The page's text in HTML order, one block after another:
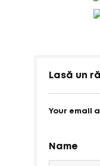
Lasă un
Your email
Name